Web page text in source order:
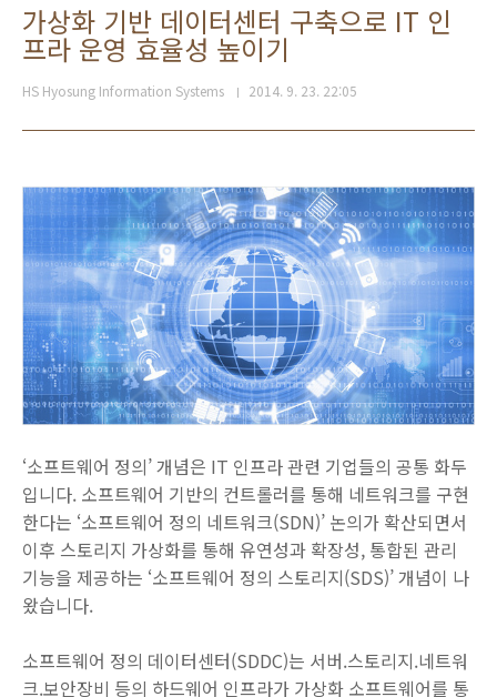
가상화 기반 데이터센터 구축으로 IT 인
프라 운영 효율성 높이기
HS Hyosung Information Systems 2014. 9. 23. 22:05
‘소프트웨어 정의’ 개념은 IT 인프라 관련 기업들의 공통 화두
입니다. 소프트웨어 기반의 컨트롤러를 통해 네트워크를 구현
한다는 ‘소프트웨어 정의 네트워크(SDN)’ 논의가 확산되면서
이후 스토리지 가상화를 통해 유연성과 확장성, 통합된 관리
기능을 제공하는 ‘소프트웨어 정의 스토리지(SDS)’ 개념이 나
왔습니다.
소프트웨어 정의 데이터센터(SDDC)는 서버.스토리지.네트워
크.보안장비 등의 하드웨어 인프라가 가상화 소프트웨어를 통